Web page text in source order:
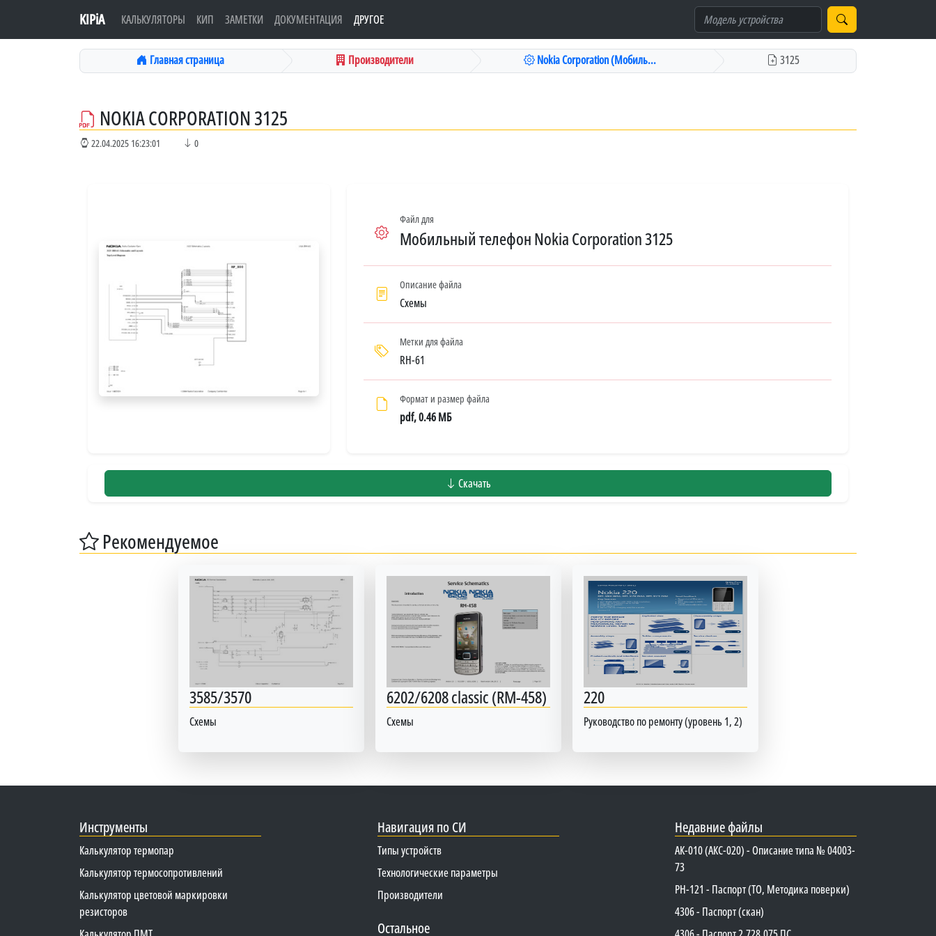
KIPiA КАЛЬКУЛЯТОРЫ КИП ЗАМЕТКИ ДОКУМЕНТАЦИЯ ДРУГОЕ
Главная страница Производители Nokia Corporation (Мобиль... 3125
NOKIA CORPORATION 3125
22.04.2025 16:23:01 0
Файл для
Мобильный телефон Nokia Corporation 3125
Описание файла
Схемы
Метки для файла
RH-61
Формат и размер файла
pdf, 0.46 МБ
Скачать
Рекомендуемое
3585/3570
Схемы
6202/6208 classic (RM-458)
Схемы
220
Руководство по ремонту (уровень 1, 2)
Инструменты
Калькулятор термопар
Калькулятор термосопротивлений
Калькулятор цветовой маркировки
резисторов
Навигация по СИ
Типы устройств
Технологические параметры
Производители
Остальное
Недавние файлы
АК-010 (АКС-020) - Описание типа № 04003-
73
PH-121 - Паспорт (ТО, Методика поверки)
4306 - Паспорт (скан)